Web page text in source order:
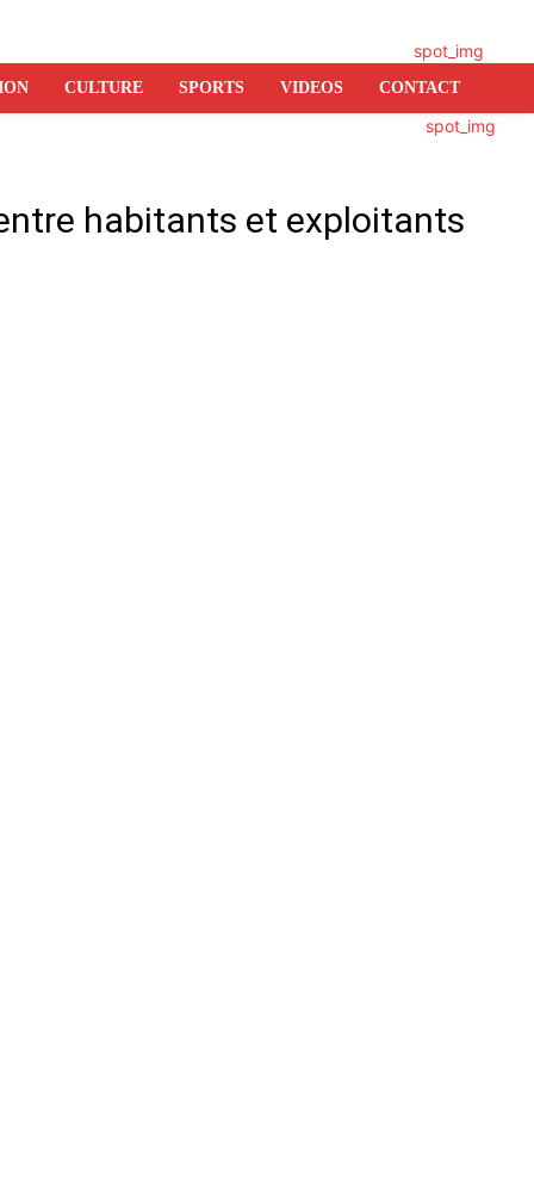
CULTURE SPORTS VIDEOS CONTACT
habitants et exploitants